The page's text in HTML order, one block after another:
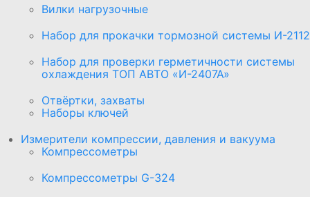
Вилки нагрузочные
Набор для прокачки тормозной системы И-2112
Набор для проверки герметичности системы
охлаждения ТОП АВТО «И-2407А»
Отвёртки, захваты
Наборы ключей
Измерители компрессии, давления и вакуума
Компрессометры
Компрессометры G-324